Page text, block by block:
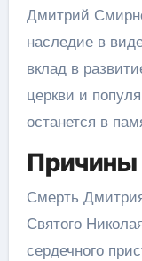
Дмитрий
наследие в
вклад в
церкви и
останется в
Причины
Смерть
Святого
сердечного